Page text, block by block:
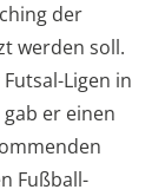
der
werden soll.
Ligen in
er einen
Fußball-